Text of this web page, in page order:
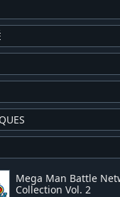
Mega Man Battle
Collection Vol. 2